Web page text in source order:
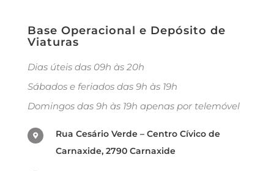
Base Operacional e Depósito de
Viaturas
Dias úteis das 09h às 20h
Sábados e feriados das 9h às 19h
Domingos das 9h às 19h apenas por telemóvel
Rua Cesário Verde – Centro Cívico de
Carnaxide, 2790 Carnaxide